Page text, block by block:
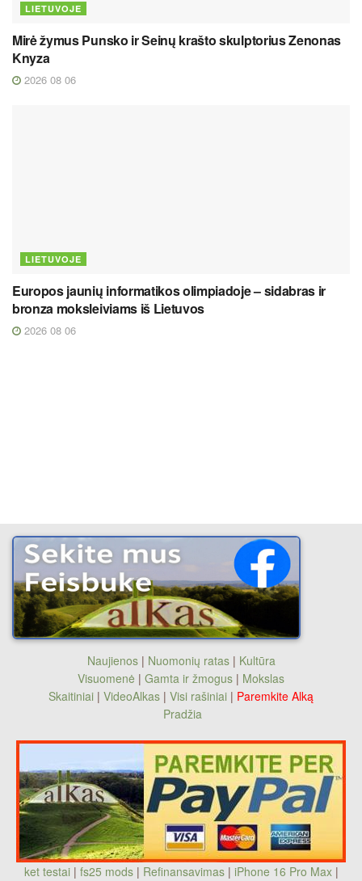
LIETUVOJE
Mirė žymus Punsko ir Seinų krašto skulptorius Zenonas
Knyza
2026 08 06
LIETUVOJE
Europos jaunių informatikos olimpiadoje – sidabras ir
bronza moksleiviams iš Lietuvos
2026 08 06
Naujienos| Nuomonių ratas| Kultūra
Visuomenė | Gamta ir žmogus | Mokslas
Skaitiniai | VideoAlkas | Visi rašiniai | Paremkite Alką
Pradžia
ket testai | fs25 mods| Refinansavimas| iPhone 16 Pro Max|